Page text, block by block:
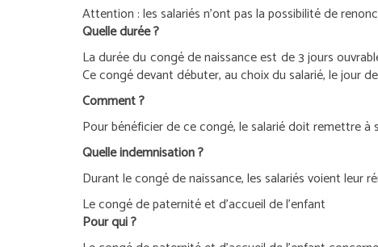
Attention :les salariés n’ont pas la possibilité de
Quelle durée ?
La durée du congé de naissance est de 3 jours
Ce congé devant débuter, au choix du salarié, le jour
Comment ?
Pour bénéficier de ce congé, le salarié doit remettre à
Quelle indemnisation ?
Durant le congé de naissance, les salariés voient leur
Le congé de paternité et d’accueil de l’enfant
Pour qui ?